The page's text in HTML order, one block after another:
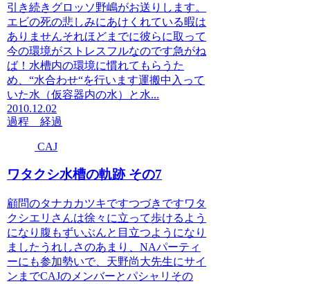
引き続きグロッソ野嶋がお送りします。
エビの死の悲しみにあけくれている暇は
ありませんそれほどまでに彼らに取って
今の環境がストレスフルなのです急がね
ば！水槽内の環境に慣れてもらうた
め、“水合わせ“を行います運搬中入って
いた水（仮容器内の水）と水...
2010.12.02
過程 経過
CAJ
ワタクシ水槽の軌跡 その7
顧問のタナカカツキですつづきですワタ
クシエリさんは徐々に立って歩けるよう
になり腹もずいぶんと目立つようになり
ましたうれしさのあまり、NAパーティ
ーにも参加勢いで、天野尚大先生にサイ
ンまでCAJのメンバーとパシャリその